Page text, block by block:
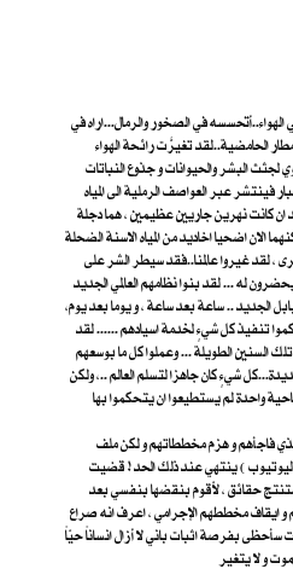
في الصخور والرمال...اراه في
الحامضية..لقد تغيرَّت رائحة الهواء
البشر والحيوانات و جذوع النباتات
فينتشر عبر العواصف الرملية الى المياه
كانت نهرين جاريين عظيمين ، هما دجلة
الان اضحيا اخاديد من المياه الاسنة الضحلة
، لقد غيروا عالمنا..فقد سيطر الشر على
له ... لقد بنوا نظامهم العالمي الجديد
الجديد .. ساعة بعد ساعة ، و يوما بعد يوم،
تنفيذ كل شيءٍ لخدمة اسيادهم ...... لقد
السنين الطويلة ... وعملوا كل ما بوسعهم
شيءٍ كان جاهزا لتسلم العالم ..، ولكن
واحدة لم يستطيعوا ان يتحكموا بها
فاجأهم و هزم مخططاتهم و لكن ملف
) ينتهي عند ذلك الحد ! قضيت
حقائق ، لأقوم بنقضها بنفسي بعد
ايقاف مخططهم الإجرامي ، اعرف انه صراع
بفرصة اثبات باني لا أزال انساناً حيّاً
و لا يتغير